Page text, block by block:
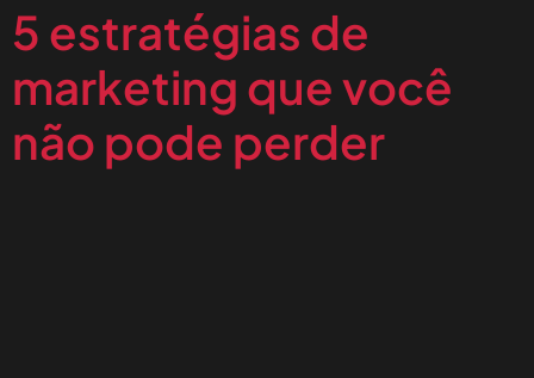
5 estratégias de
marketing que você
não pode perder